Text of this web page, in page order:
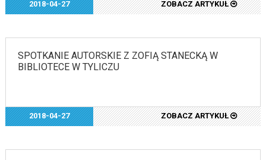
2018-04-27 ZOBACZ ARTYKUŁ
SPOTKANIE AUTORSKIE Z ZOFIĄ STANECKĄ W
BIBLIOTECE W TYLICZU
2018-04-27 ZOBACZ ARTYKUŁ